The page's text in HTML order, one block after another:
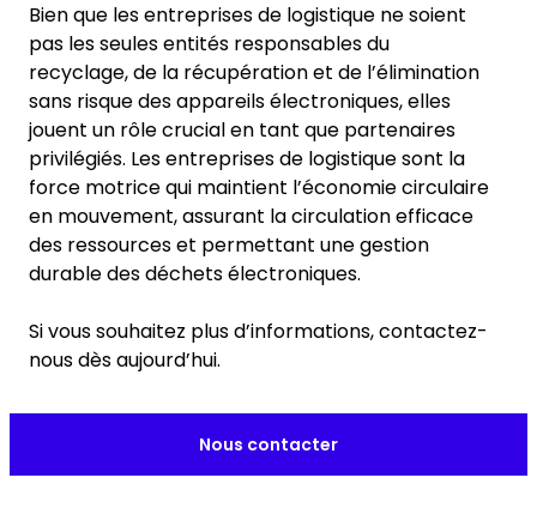
Bien que les entreprises de logistique ne soient
pas les seules entités responsables du
recyclage, de la récupération et de l’élimination
sans risque des appareils électroniques, elles
jouent un rôle crucial en tant que partenaires
privilégiés. Les entreprises de logistique sont la
force motrice qui maintient l’économie circulaire
en mouvement, assurant la circulation efficace
des ressources et permettant une gestion
durable des déchets électroniques.
Si vous souhaitez plus d’informations, contactez-
nous dès aujourd’hui.
Nous contacter